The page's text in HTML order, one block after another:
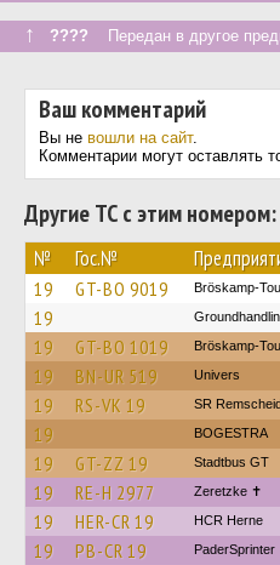
↑ ???? Передан в другое
Ваш комментарий
Вы не вошли на сайт.
Комментарии могут оставлять
Другие ТС с этим номером:
№ Гос.№
19 GT-BO 9019 Bröskamp-
19
19 GT-BO 1019 Bröskamp-
19 BN-UR 519 Univers
19 RS-VK 19 SR
19 BOGESTRA
19 GT-ZZ 19 Stadtbus GT
19 RE-H 2977 Zeretzke ✝
19 HER-CR 19 HCR Herne
19 PB-CR 19 PaderSprinter